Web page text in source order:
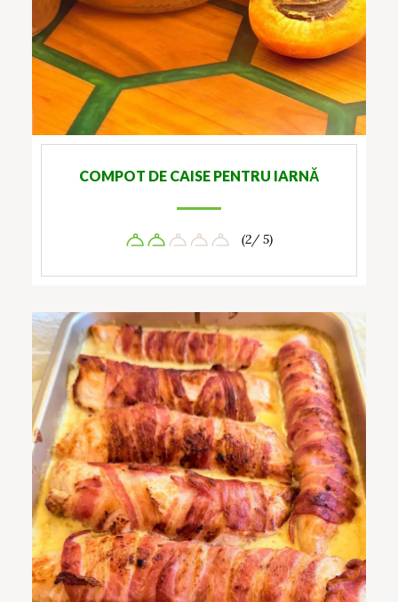
COMPOT DE CAISE PENTRU IARNĂ
(2/ 5)